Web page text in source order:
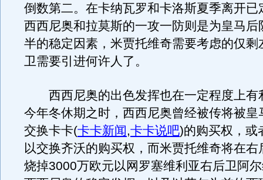
倒数第二。在卡纳瓦罗和卡洛斯夏季离开已
西西尼奥和拉莫斯的一攻一防则是为皇马后
半的稳定因素，米贾托维奇需要考虑的仅剩
卫需要引进何许人了。
西西尼奥的出色发挥也在一定程度上有
今年冬休期之时，西西尼奥曾经被传将被皇
交换卡卡(卡卡新闻,卡卡说吧)的购买权，或
以交换齐沃的购买权，而米贾托维奇将在右
烧掉3000万欧元以网罗塞维利亚右后卫阿